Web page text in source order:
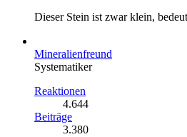
Dieser Stein ist zwar klein,
Mineralienfreund
Systematiker
Reaktionen
4.644
Beiträge
3.380